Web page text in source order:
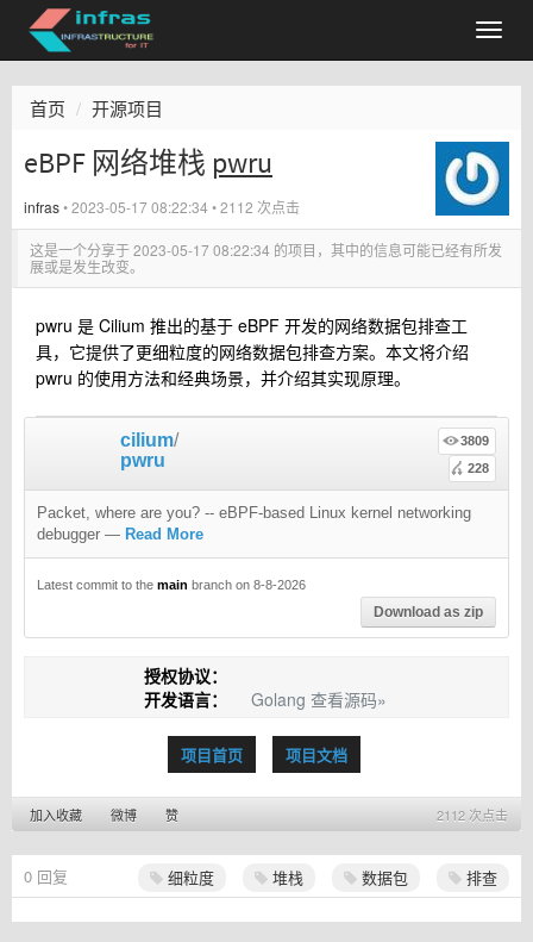
首页 开源项目
eBPF 网络堆栈 pwru
infras•2023-05-17 08:22:34• 2112 次点击
这是一个分享于2023-05-17 08:22:34 的项目，其中的信息可能已经有所发
展或是发生改变。
pwru 是 Cilium 推出的基于 eBPF 开发的网络数据包排查工
具，它提供了更细粒度的网络数据包排查方案。本文将介绍
pwru 的使用方法和经典场景，并介绍其实现原理。
cilium/
pwru
3809
228
Packet, where are you? -- eBPF-based Linux kernel networking
debugger — Read More
Latest commit to the main branch on 8-8-2026
Download as zip
授权协议：
开发语言：
Golang 查看源码»
项目首页 项目文档
2112 次点击
加入收藏 微博 赞
细粒度 堆栈 数据包 排查
0 回复